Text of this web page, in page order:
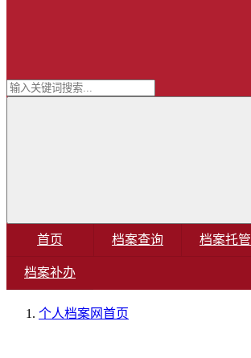
首页 档案查询 档案托管
档案补办
个人档案网首页